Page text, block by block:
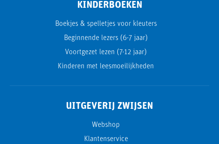
KINDERBOEKEN
Boekjes & spelletjes voor kleuters
Beginnende lezers (6-7 jaar)
Voortgezet lezen (7-12 jaar)
Kinderen met leesmoeilijkheden
UITGEVERIJ ZWIJSEN
Webshop
Klantenservice